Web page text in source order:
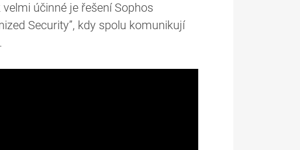
účinné je řešení Sophos
Security”, kdy spolu komunikují